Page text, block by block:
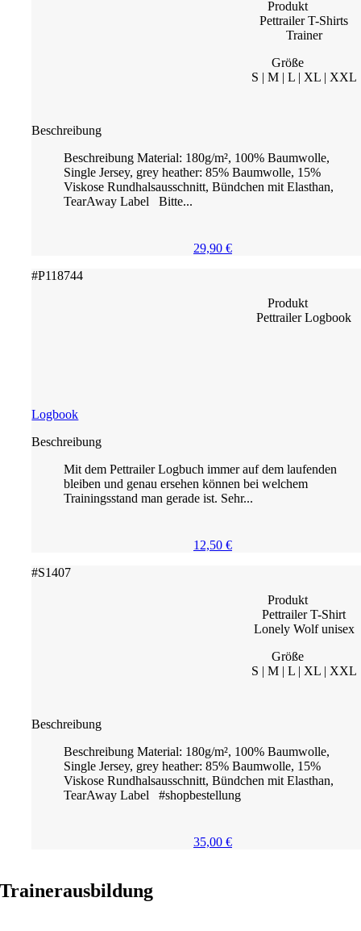
Produkt
Pettrailer T-Shirts
Trainer
Größe
S | M | L | XL | XXL
Beschreibung
Beschreibung Material: 180g/m², 100% Baumwolle,
Single Jersey, grey heather: 85% Baumwolle, 15%
Viskose Rundhalsausschnitt, Bündchen mit Elasthan,
TearAway Label Bitte...
29,90 €
#P118744
Logbook
Produkt
Pettrailer Logbook
Beschreibung
Mit dem Pettrailer Logbuch immer auf dem laufenden
bleiben und genau ersehen können bei welchem
Trainingsstand man gerade ist. Sehr...
12,50 €
#S1407
Produkt
Pettrailer T-Shirt
Lonely Wolf unisex
Größe
S | M | L | XL | XXL
Beschreibung
Beschreibung Material: 180g/m², 100% Baumwolle,
Single Jersey, grey heather: 85% Baumwolle, 15%
Viskose Rundhalsausschnitt, Bündchen mit Elasthan,
TearAway Label #shopbestellung
35,00 €
Trainerausbildung